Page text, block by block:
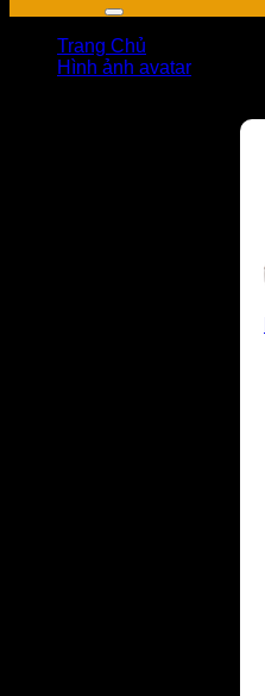
Trang Chủ
Hình ảnh avatar